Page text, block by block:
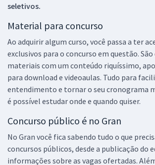
seletivos.
Material para concurso
Ao adquirir algum curso, você passa a ter
exclusivos para o concurso em questão. São
materiais com um conteúdo riquíssimo,
para download e videoaulas. Tudo para
entendimento e tornar o seu cronograma
é possível estudar onde e quando quiser.
Concurso público é no Gran
No Gran você fica sabendo tudo o que
concursos públicos, desde a publicação do
informações sobre as vagas ofertadas.